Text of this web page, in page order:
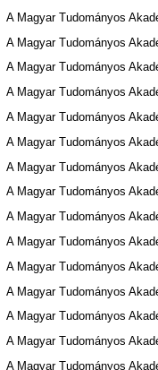
A Magyar Tudományos
A Magyar Tudományos
A Magyar Tudományos
A Magyar Tudományos
A Magyar Tudományos
A Magyar Tudományos
A Magyar Tudományos
A Magyar Tudományos
A Magyar Tudományos
A Magyar Tudományos
A Magyar Tudományos
A Magyar Tudományos
A Magyar Tudományos
A Magyar Tudományos
A Magyar Tudományos